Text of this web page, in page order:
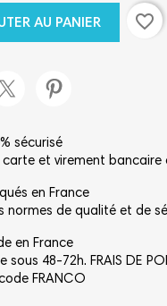
AU PANIER favorite_border
sécurisé
et virement bancaire
en France
normes de qualité et de
en France
sous 48-72h. FRAIS DE
FRANCO